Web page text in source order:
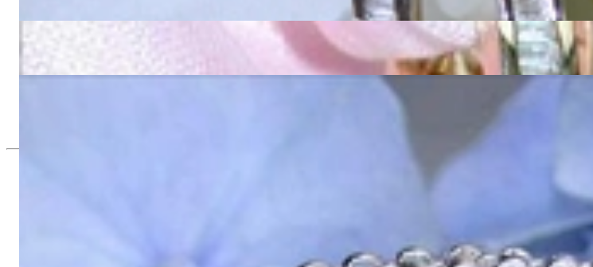
Stattliche Brillanten Ohrgehänge in Gelbgold 585
4.899,16 €
Hochwertiger Schmuck ist vor allem eine Frage des Vertrauens. Zugleich sollte er so einzigartig sein wie die